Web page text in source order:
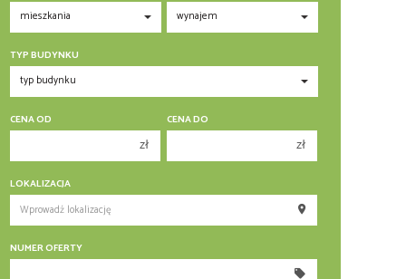
TYP BUDYNKU
CENA OD
zł
250 000 zł
300 000 zł
CENA DO
zł
250 000 zł
300 000 zł
LOKALIZACJA
NUMER OFERTY